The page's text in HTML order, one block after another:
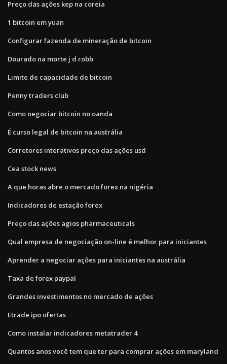
Preço das ações kep na coreia
1 bitcoin em yuan
Configurar fazenda de mineração de bitcoin
Dourado na morte j d robb
Limite de capacidade de bitcoin
Penny traders club
Como negociar bitcoin no oanda
É curso legal de bitcoin na austrália
Corretores interativos preço das ações usd
Cea stock news
A que horas abre o mercado forex na nigéria
Indicadores de estação forex
Preço das ações agios pharmaceuticals
Qual empresa de negociação on-line é melhor para iniciantes
Aprender a negociar ações para iniciantes na austrália
Taxa de forex paypal
Grandes investimentos no mercado de ações
Etrade ipo ofertas
Como instalar indicadores metatrader 4
Quantos anos você tem que ter para comprar ações em maryland